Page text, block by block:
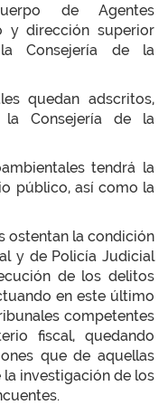
de Agentes
y dirección superior
Consejería de la
quedan adscritos,
Consejería de la
tendrá la
público, así como la
ostentan la condición
y de Policía Judicial
de los delitos
en este último
competentes
fiscal, quedando
que de aquellas
investigación de los